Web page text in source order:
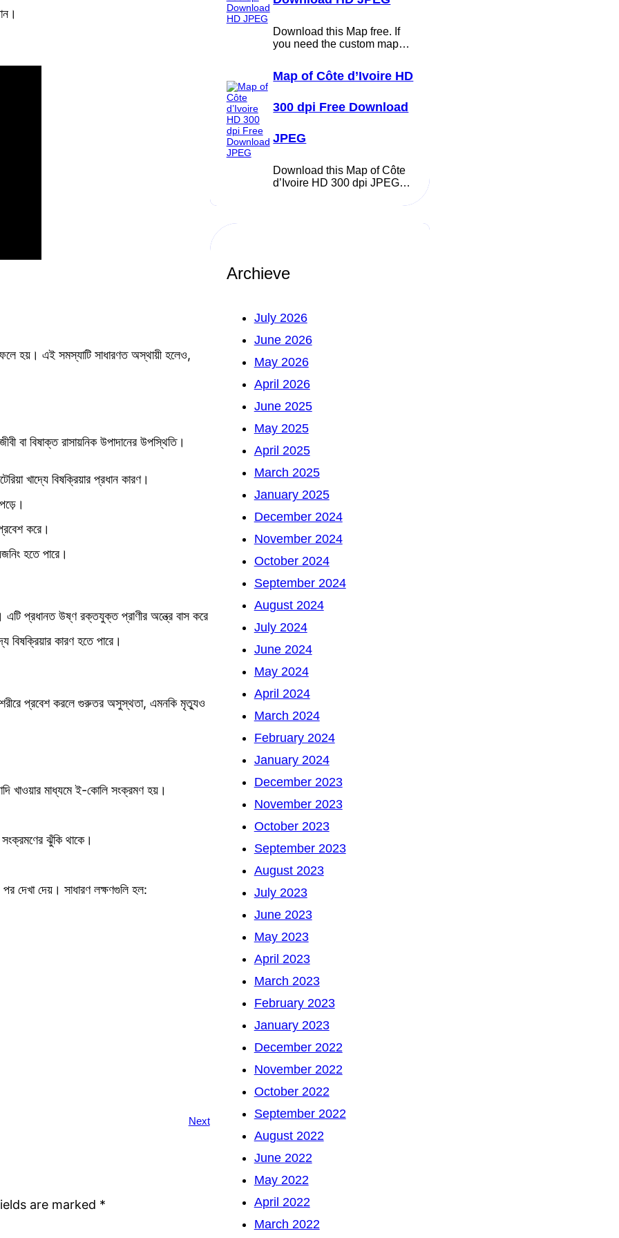
ফলে হয়। এই সমস্যাটি সাধারণত অস্থায়ী হলেও,
বা বিষাক্ত রাসায়নিক উপাদানের উপস্থিতি।
খাদ্যে বিষক্রিয়ার প্রধান কারণ।
করে।
হতে পারে।
এটি প্রধানত উষ্ণ রক্তযুক্ত প্রাণীর অন্ত্রে বাস করে
কারণ হতে পারে।
শরীরে প্রবেশ করলে গুরুতর অসুস্থতা, এমনকি মৃত্যুও
খাওয়ার মাধ্যমে ই-কোলি সংক্রমণ হয়।
ঝুঁকি থাকে।
দেখা দেয়। সাধারণ লক্ষণগুলি হল:
Next
are marked *
Download this Map free. If
you need the custom map…
Map of Côte d’Ivoire HD
300 dpi Free Download
JPEG
Download this Map of Côte
d’Ivoire HD 300 dpi JPEG…
Archieve
July 2026
June 2026
May 2026
April 2026
June 2025
May 2025
April 2025
March 2025
January 2025
December 2024
November 2024
October 2024
September 2024
August 2024
July 2024
June 2024
May 2024
April 2024
March 2024
February 2024
January 2024
December 2023
November 2023
October 2023
September 2023
August 2023
July 2023
June 2023
May 2023
April 2023
March 2023
February 2023
January 2023
December 2022
November 2022
October 2022
September 2022
August 2022
June 2022
May 2022
April 2022
March 2022